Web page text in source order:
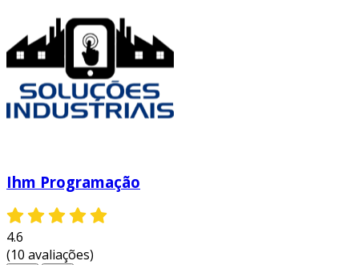
Ihm Programação
4.6
(10 avaliações)